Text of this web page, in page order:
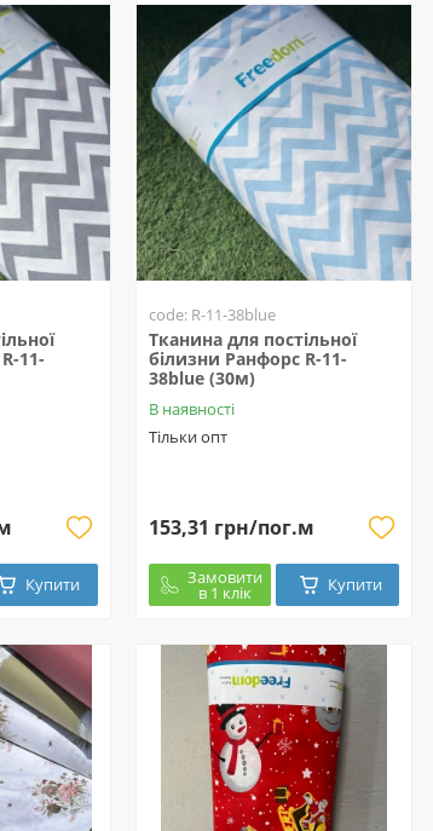
11-
Купити
code: R-11-38blue
Тканина для постільної
білизни Ранфорс R-11-
38blue (30м)
В наявності
Тільки опт
153,31 грн/пог.м
Замовити
в 1 клік Купити